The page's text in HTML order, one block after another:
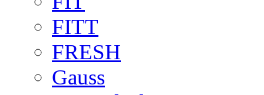
FITT
FRESH
Gauss